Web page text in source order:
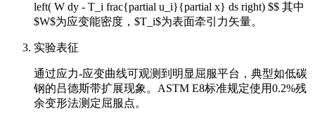
left( W dy - T_i frac{partial u_i}{partial x} ds right) $$ 其中
$W$为应变能密度，$T_i$为表面牵引力矢量。
实验表征
通过应力-应变曲线可观测到明显屈服平台，典型如低碳
钢的吕德斯带扩展现象。ASTM E8标准规定使用0.2%残
余变形法测定屈服点。